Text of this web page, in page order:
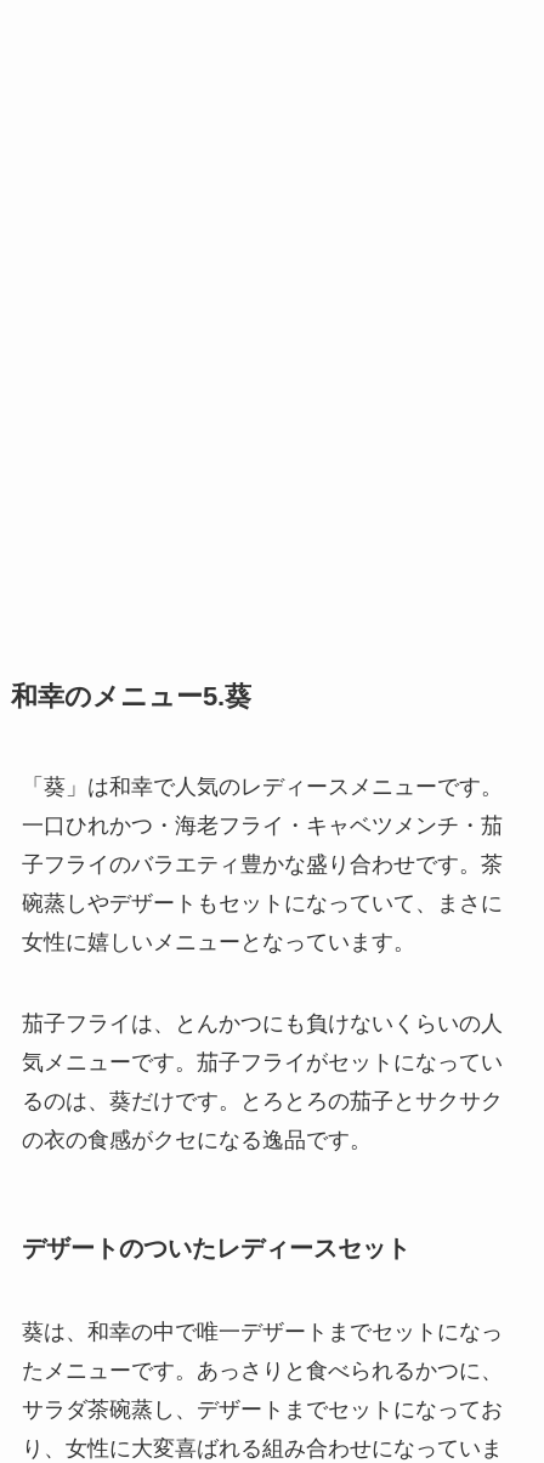
和幸のメニュー5.葵
「葵」は和幸で人気のレディースメニューです。
一口ひれかつ・海老フライ・キャベツメンチ・茄
子フライのバラエティ豊かな盛り合わせです。茶
碗蒸しやデザートもセットになっていて、まさに
女性に嬉しいメニューとなっています。
茄子フライは、とんかつにも負けないくらいの人
気メニューです。茄子フライがセットになってい
るのは、葵だけです。とろとろの茄子とサクサク
の衣の食感がクセになる逸品です。
デザートのついたレディースセット
葵は、和幸の中で唯一デザートまでセットになっ
たメニューです。あっさりと食べられるかつに、
サラダ茶碗蒸し、デザートまでセットになってお
り、女性に大変喜ばれる組み合わせになっていま